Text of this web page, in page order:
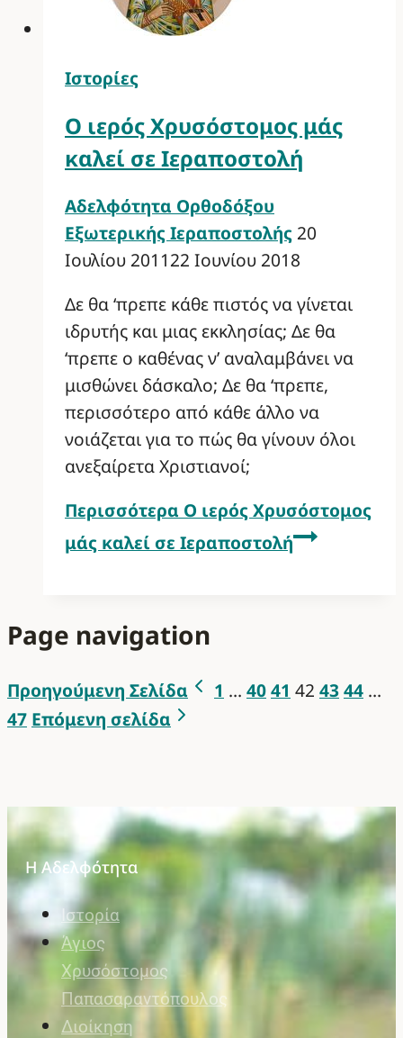
Ιστορίες
Ο ιερός Χρυσόστομος μάς
καλεί σε Ιεραποστολή
Αδελφότητα Ορθοδόξου
Εξωτερικής Ιεραποστολής 20
Ιουλίου 201122 Ιουνίου 2018
Δε θα ‘πρεπε κάθε πιστός να γίνεται
ιδρυτής και μιας εκκλησίας; Δε θα
‘πρεπε ο καθένας ν’ αναλαμβάνει να
μισθώνει δάσκαλο; Δε θα ‘πρεπε,
περισσότερο από κάθε άλλο να
νοιάζεται για το πώς θα γίνουν όλοι
ανεξαίρετα Χριστιανοί;
Περισσότερα Ο ιερός Χρυσόστομος
μάς καλεί σε Ιεραποστολή
Page navigation
Προηγούμενη Σελίδα 1 … 4041 42 4344 …
47 Επόμενη σελίδα
Η Αδελφότητα
Ιστορία
Άγιος
Χρυσόστομος
Παπασαραντόπουλος
Διοίκηση